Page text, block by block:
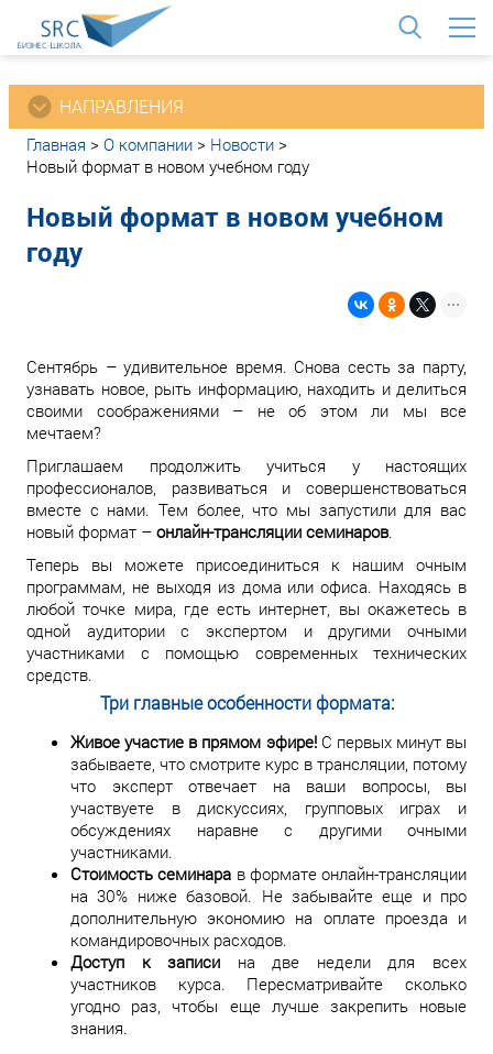
НАПРАВЛЕНИЯ
Главная > О компании > Новости >
Новый формат в новом учебном году
Новый формат в новом учебном
году
Сентябрь – удивительное время. Снова сесть за парту,
узнавать новое, рыть информацию, находить и делиться
своими соображениями – не об этом ли мы все
мечтаем?
Приглашаем продолжить учиться у настоящих
профессионалов, развиваться и совершенствоваться
вместе с нами. Тем более, что мы запустили для вас
новый формат – онлайн-трансляции семинаров.
Теперь вы можете присоединиться к нашим очным
программам, не выходя из дома или офиса. Находясь в
любой точке мира, где есть интернет, вы окажетесь в
одной аудитории с экспертом и другими очными
участниками с помощью современных технических
средств.
Три главные особенности формата:
Живое участие в прямом эфире!С первых минут вы
забываете, что смотрите курс в трансляции, потому
что эксперт отвечает на ваши вопросы, вы
участвуете в дискуссиях, групповых играх и
обсуждениях наравне с другими очными
участниками.
Стоимость семинара в формате онлайн-трансляции
на 30% ниже базовой. Не забывайте еще и про
дополнительную экономию на оплате проезда и
командировочных расходов.
Доступ к записи на две недели для всех
участников курса. Пересматривайте сколько
угодно раз, чтобы еще лучше закрепить новые
знания.